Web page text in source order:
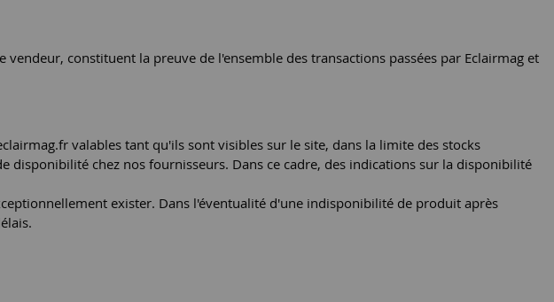
constituent la preuve de l'ensemble des transactions passées par Eclairmag et
valables tant qu'ils sont visibles sur le site, dans la limite des stocks
chez nos fournisseurs. Dans ce cadre, des indications sur la disponibilité
exister. Dans l'éventualité d'une indisponibilité de produit après